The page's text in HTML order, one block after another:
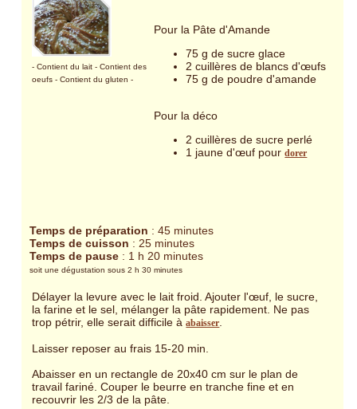
- Contient du lait- Contient des
oeufs- Contient du gluten-
Pour la Pâte d'Amande
75 g de sucre glace
2 cuillères de blancs d'œufs
75 g de poudre d'amande
Pour la déco
2 cuillères de sucre perlé
1 jaune d'œuf pourdorer
Temps de préparation : 45 minutes
Temps de cuisson : 25 minutes
Temps de pause : 1 h 20 minutes
soit une dégustation sous 2 h 30 minutes
Délayer la levure avec le lait froid. Ajouter l'œuf, le sucre,
la farine et le sel, mélanger la pâte rapidement. Ne pas
trop pétrir, elle serait difficile àabaisser
Laisser reposer au frais 15-20 min.
Abaisser en un rectangle de 20x40 cm sur le plan de
travail fariné. Couper le beurre en tranche fine et en
recouvrir les 2/3 de la pâte.